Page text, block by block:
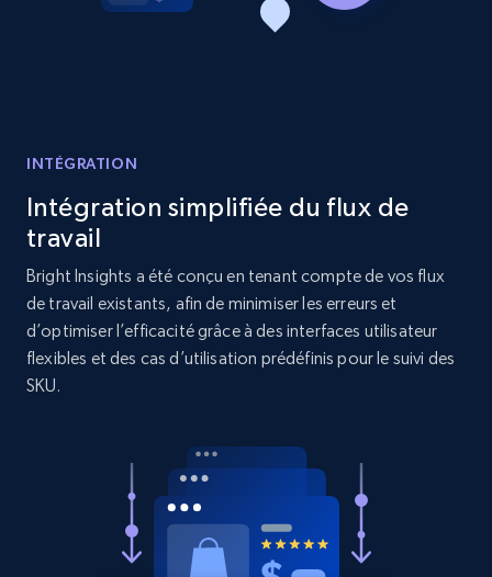
and more.
1.3K+ 175+
Target - Gather data on products using
specified keywords
URL, Product id, Title, Product description,
175+ Commencer
INTÉGRATION
Intégration simplifiée du flux de
travail
Bright Insights a été conçu en tenant compte de vos flux
de travail existants, afin de minimiser les erreurs et
d’optimiser l’efficacité grâce à des interfaces utilisateur
flexibles et des cas d’utilisation prédéfinis pour le suivi des
SKU.